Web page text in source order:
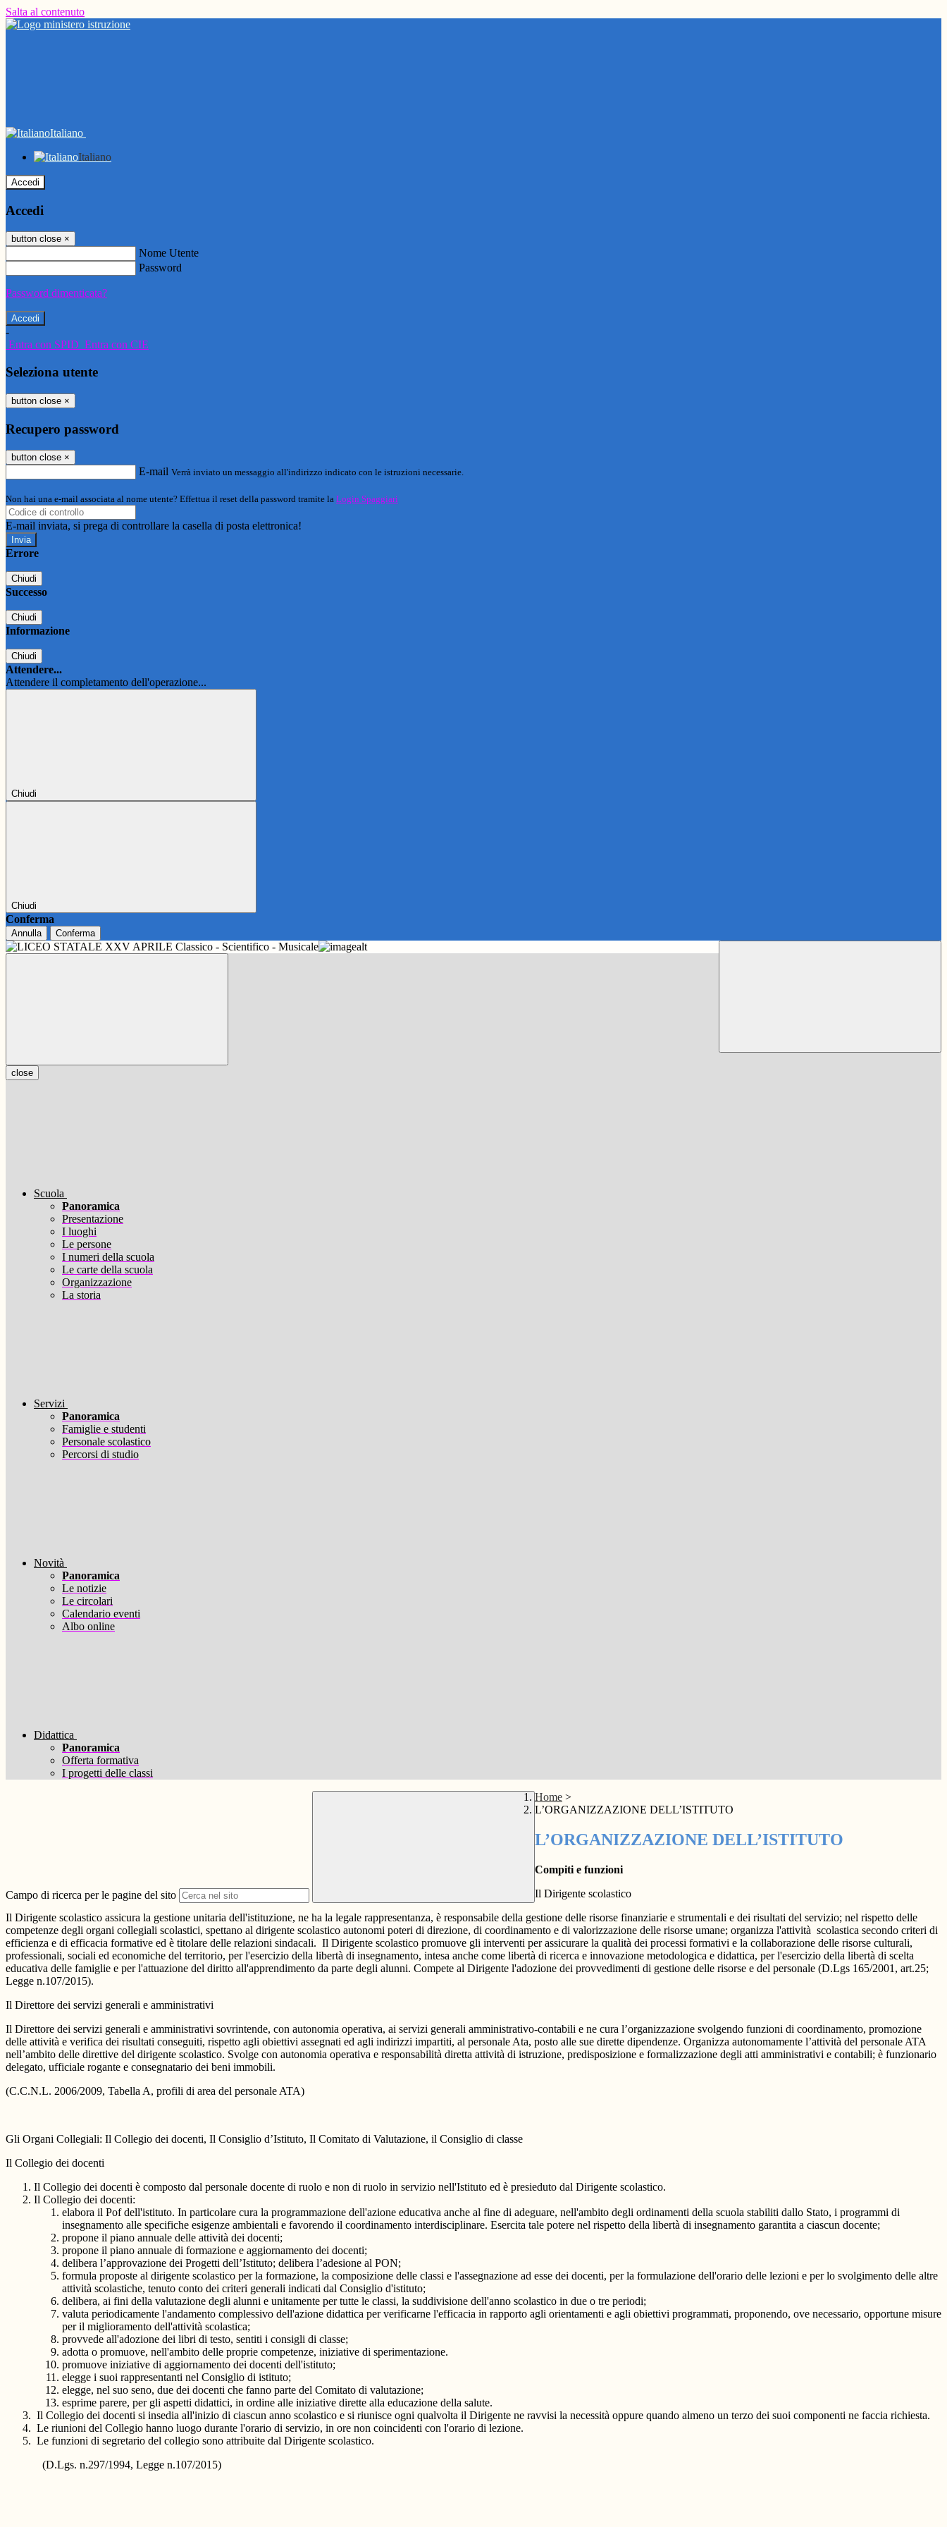
Salta al contenuto
Italiano
Italiano
Accedi
Accedi
button close ×
Nome Utente
Password
Password dimenticata?
-
Entra con SPID Entra con CIE
Seleziona utente
button close ×
Recupero password
button close ×
E-mail Verrà inviato un messaggio all'indirizzo indicato con le istruzioni necessarie.
Non hai una e-mail associata al nome utente? Effettua il reset della password tramite la Login Spaggiari
E-mail inviata, si prega di controllare la casella di posta elettronica!
Errore
Chiudi
Successo
Chiudi
Informazione
Chiudi
Attendere...
Attendere il completamento dell'operazione...
Chiudi
Chiudi
Conferma
Annulla Conferma
close
Scuola
Panoramica
Presentazione
I luoghi
Le persone
I numeri della scuola
Le carte della scuola
Organizzazione
La storia
Servizi
Panoramica
Famiglie e studenti
Personale scolastico
Percorsi di studio
Novità
Panoramica
Le notizie
Le circolari
Calendario eventi
Albo online
Didattica
Panoramica
Offerta formativa
I progetti delle classi
Campo di ricerca per le pagine del sito
Home >
L’ORGANIZZAZIONE DELL’ISTITUTO
L’ORGANIZZAZIONE DELL’ISTITUTO
Compiti e funzioni
Il Dirigente scolastico
Il Dirigente scolastico assicura la gestione unitaria dell'istituzione, ne ha la legale rappresentanza, è responsabile della gestione delle risorse finanziarie e strumentali e dei risultati del servizio; nel rispetto delle
competenze degli organi collegiali scolastici, spettano al dirigente scolastico autonomi poteri di direzione, di coordinamento e di valorizzazione delle risorse umane; organizza l'attività scolastica secondo criteri di
efficienza e di efficacia formative ed è titolare delle relazioni sindacali. Il Dirigente scolastico promuove gli interventi per assicurare la qualità dei processi formativi e la collaborazione delle risorse culturali,
professionali, sociali ed economiche del territorio, per l'esercizio della libertà di insegnamento, intesa anche come libertà di ricerca e innovazione metodologica e didattica, per l'esercizio della libertà di scelta
educativa delle famiglie e per l'attuazione del diritto all'apprendimento da parte degli alunni. Compete al Dirigente l'adozione dei provvedimenti di gestione delle risorse e del personale (D.Lgs 165/2001, art.25;
Legge n.107/2015).
Il Direttore dei servizi generali e amministrativi
Il Direttore dei servizi generali e amministrativi sovrintende, con autonomia operativa, ai servizi generali amministrativo-contabili e ne cura l’organizzazione svolgendo funzioni di coordinamento, promozione
delle attività e verifica dei risultati conseguiti, rispetto agli obiettivi assegnati ed agli indirizzi impartiti, al personale Ata, posto alle sue dirette dipendenze. Organizza autonomamente l’attività del personale ATA
nell’ambito delle direttive del dirigente scolastico. Svolge con autonomia operativa e responsabilità diretta attività di istruzione, predisposizione e formalizzazione degli atti amministrativi e contabili; è funzionario
delegato, ufficiale rogante e consegnatario dei beni immobili.
(C.C.N.L. 2006/2009, Tabella A, profili di area del personale ATA)
Gli Organi Collegiali: Il Collegio dei docenti, Il Consiglio d’Istituto, Il Comitato di Valutazione, il Consiglio di classe
Il Collegio dei docenti
Il Collegio dei docenti è composto dal personale docente di ruolo e non di ruolo in servizio nell'Istituto ed è presieduto dal Dirigente scolastico.
Il Collegio dei docenti:
elabora il Pof dell'istituto. In particolare cura la programmazione dell'azione educativa anche al fine di adeguare, nell'ambito degli ordinamenti della scuola stabiliti dallo Stato, i programmi di
insegnamento alle specifiche esigenze ambientali e favorendo il coordinamento interdisciplinare. Esercita tale potere nel rispetto della libertà di insegnamento garantita a ciascun docente;
propone il piano annuale delle attività dei docenti;
propone il piano annuale di formazione e aggiornamento dei docenti;
delibera l’approvazione dei Progetti dell’Istituto; delibera l’adesione al PON;
formula proposte al dirigente scolastico per la formazione, la composizione delle classi e l'assegnazione ad esse dei docenti, per la formulazione dell'orario delle lezioni e per lo svolgimento delle altre
attività scolastiche, tenuto conto dei criteri generali indicati dal Consiglio d'istituto;
delibera, ai fini della valutazione degli alunni e unitamente per tutte le classi, la suddivisione dell'anno scolastico in due o tre periodi;
valuta periodicamente l'andamento complessivo dell'azione didattica per verificarne l'efficacia in rapporto agli orientamenti e agli obiettivi programmati, proponendo, ove necessario, opportune misure
per il miglioramento dell'attività scolastica;
provvede all'adozione dei libri di testo, sentiti i consigli di classe;
adotta o promuove, nell'ambito delle proprie competenze, iniziative di sperimentazione.
promuove iniziative di aggiornamento dei docenti dell'istituto;
elegge i suoi rappresentanti nel Consiglio di istituto;
elegge, nel suo seno, due dei docenti che fanno parte del Comitato di valutazione;
esprime parere, per gli aspetti didattici, in ordine alle iniziative dirette alla educazione della salute.
Il Collegio dei docenti si insedia all'inizio di ciascun anno scolastico e si riunisce ogni qualvolta il Dirigente ne ravvisi la necessità oppure quando almeno un terzo dei suoi componenti ne faccia richiesta.
Le riunioni del Collegio hanno luogo durante l'orario di servizio, in ore non coincidenti con l'orario di lezione.
Le funzioni di segretario del collegio sono attribuite dal Dirigente scolastico.
(D.Lgs. n.297/1994, Legge n.107/2015)